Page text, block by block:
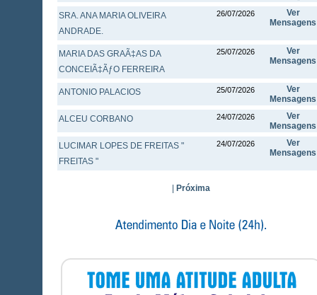
SRA. ANA MARIA OLIVEIRA
ANDRADE.
26/07/2026
Ver
Mensagens
MARIA DAS GRAÃ‡AS DA
CONCEIÃ‡ÃƒO FERREIRA
25/07/2026
Ver
Mensagens
ANTONIO PALACIOS 25/07/2026
Ver
Mensagens
ALCEU CORBANO
24/07/2026
Ver
Mensagens
LUCIMAR LOPES DE FREITAS "
FREITAS "
24/07/2026
Ver
Mensagens
Próxima